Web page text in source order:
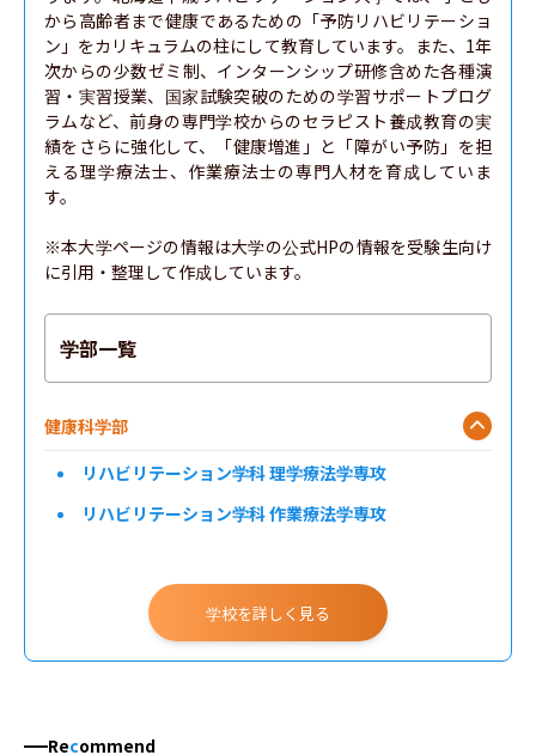
から高齢者まで健康であるための「予防リハビリテーショ
ン」をカリキュラムの柱にして教育しています。また、1年
次からの少数ゼミ制、インターンシップ研修含めた各種演
習・実習授業、国家試験突破のための学習サポートプログ
ラムなど、前身の専門学校からのセラピスト養成教育の実
績をさらに強化して、「健康増進」と「障がい予防」を担
える理学療法士、作業療法士の専門人材を育成していま
す。
※本大学ページの情報は大学の公式HPの情報を受験生向け
に引用・整理して作成しています。
学部一覧
健康科学部
リハビリテーション学科 理学療法学専攻
リハビリテーション学科 作業療法学専攻
学校を詳しく見る
Recommend